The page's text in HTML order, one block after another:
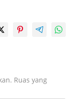
Ruas yang